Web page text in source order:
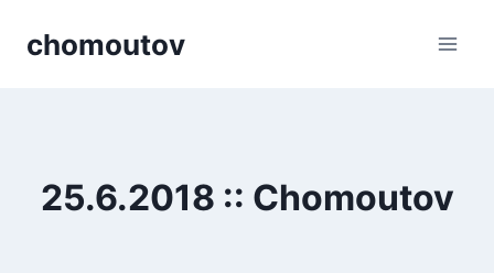
chomoutov
25.6.2018 :: Chomoutov